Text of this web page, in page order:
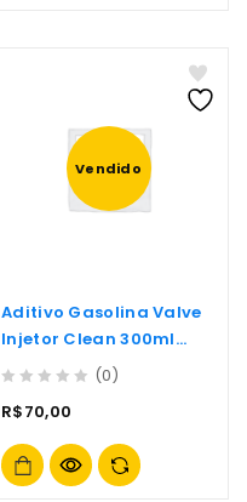
Vendido
Aditivo Gasolina Valve
Injetor Clean 300ml
Motul
out
5
(0)
R$70,00